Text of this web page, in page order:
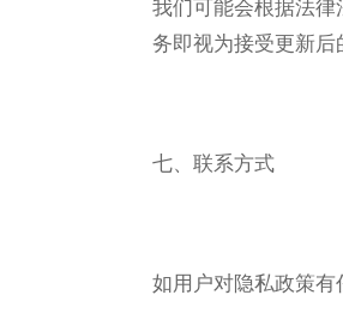
我们可能会根据法
务即视为接受更新后
七、联系方式
如用户对隐私政策有